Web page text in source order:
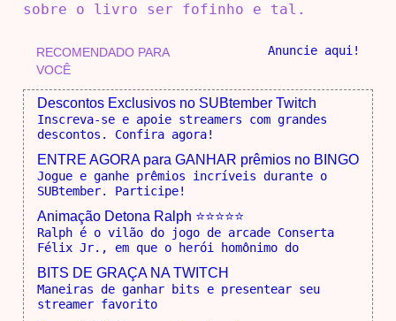
sobre o livro ser fofinho e tal.
RECOMENDADO PARA
VOCÊ
Anuncie aqui!
Descontos Exclusivos no SUBtember Twitch
Inscreva-se e apoie streamers com grandes
descontos. Confira agora!
ENTRE AGORA para GANHAR prêmios no BINGO
Jogue e ganhe prêmios incríveis durante o
SUBtember. Participe!
Animação Detona Ralph ⭐⭐⭐⭐⭐
Ralph é o vilão do jogo de arcade Conserta
Félix Jr., em que o herói homônimo do
BITS DE GRAÇA NA TWITCH
Maneiras de ganhar bits e presentear seu
streamer favorito